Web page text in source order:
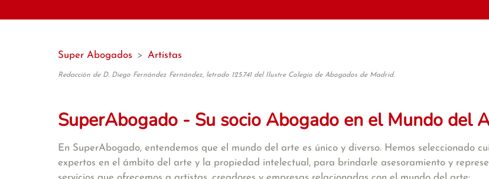
Super Abogados > Artistas
Redacción de D. Diego Fernández Fernández, letrado 125.741 del Ilustre Colegio de Abogados de Madrid.
SuperAbogado - Su socio Abogado en el Mundo del
En SuperAbogado, entendemos que el mundo del arte es único y diverso. Hemos seleccionado
expertos en el ámbito del arte y la propiedad intelectual, para brindarle asesoramiento y